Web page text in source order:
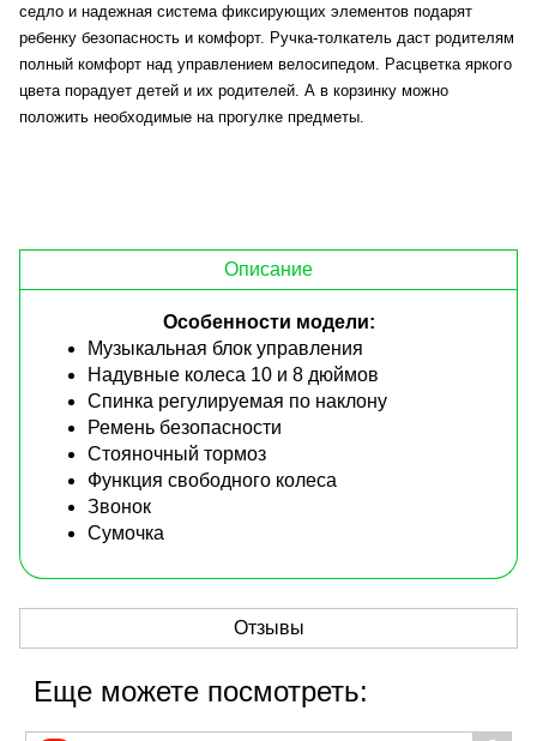
седло и надежная система фиксирующих элементов подарят
ребенку безопасность и комфорт. Ручка-толкатель даст родителям
полный комфорт над управлением велосипедом. Расцветка яркого
цвета порадует детей и их родителей. А в корзинку можно
положить необходимые на прогулке предметы.
Описание
Особенности модели:
Музыкальная блок управления
Надувные колеса 10 и 8 дюймов
Спинка регулируемая по наклону
Ремень безопасности
Стояночный тормоз
Функция свободного колеса
Звонок
Сумочка
Отзывы
Еще можете посмотреть: